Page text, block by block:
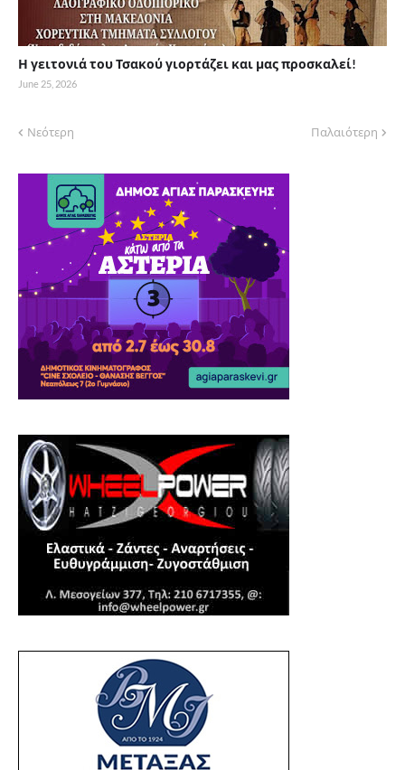
Η γειτονιά του Τσακού γιορτάζει και μας προσκαλεί!
June 25, 2026
Νεότερη Παλαιότερη